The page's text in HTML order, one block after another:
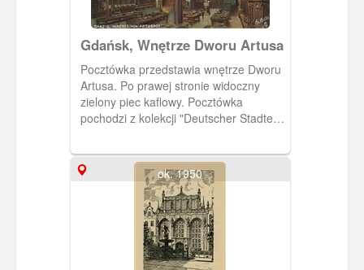
Gdańsk, Wnętrze Dworu Artusa
Pocztówka przedstawia wnętrze Dworu
Artusa. Po prawej stronie widoczny
zielony piec kaflowy. Pocztówka
pochodzi z kolekcji "Deutscher Stadte"
Berlina.
ok. 1950